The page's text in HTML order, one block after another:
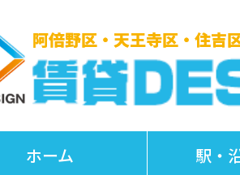
ホーム 駅・